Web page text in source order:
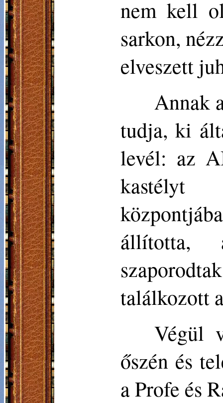
nem kell
sarkon,
elveszett
Annak
tudja, ki
levél: az
kastélyt
állította,
találkozott
Végül
őszén és
a Profe és